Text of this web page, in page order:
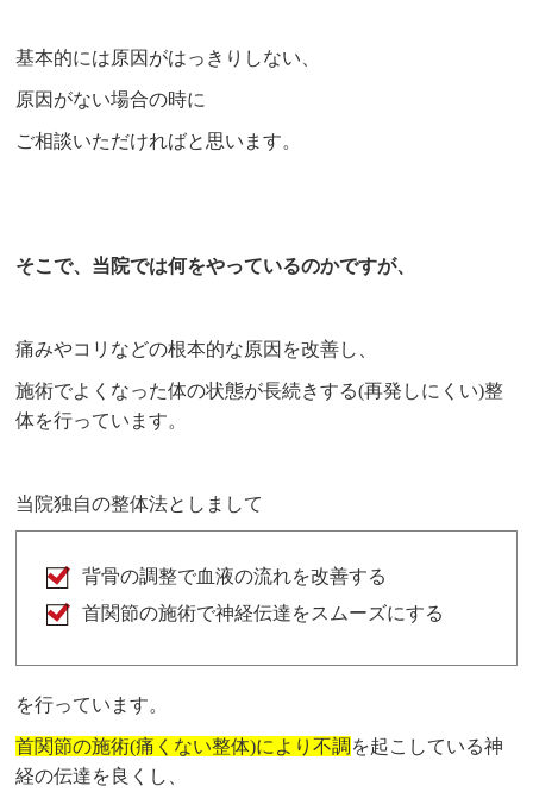
基本的には原因がはっきりしない、
原因がない場合の時に
ご相談いただければと思います。
そこで、当院では何をやっているのかですが、
痛みやコリなどの根本的な原因を改善し、
施術でよくなった体の状態が長続きする(再発しにくい)整
体を行っています。
当院独自の整体法としまして
背骨の調整で血液の流れを改善する
首関節の施術で神経伝達をスムーズにする
を行っています。
首関節の施術(痛くない整体)により不調 を起こしている神
経の伝達を良くし、